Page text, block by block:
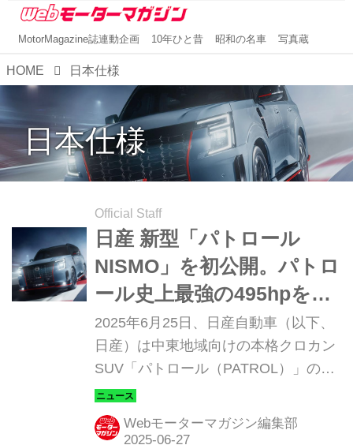
MotorMagazine誌連動企画 10年ひと昔 昭和の名車 写真蔵
HOME 日本仕様
日本仕様
Official Staff
日産 新型「パトロール
NISMO」を初公開。パトロ
ール史上最強の495hpを実
現
2025年6月25日、日産自動車（以下、
日産）は中東地域向けの本格クロカン
SUV「パトロール（PATROL）」のハ
イパフォーマンスバージョン「パトロ
ール NISMO」を公開した。
Webモーターマガジン編集部